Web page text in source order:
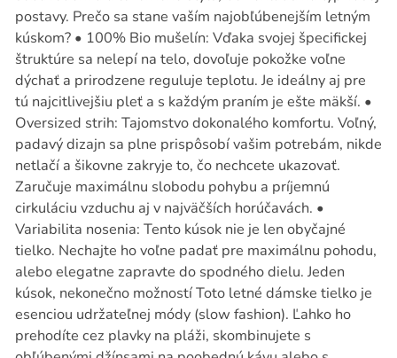
postavy. Prečo sa stane vaším najobľúbenejším letným
kúskom? • 100% Bio mušelín: Vďaka svojej špecifickej
štruktúre sa nelepí na telo, dovoľuje pokožke voľne
dýchať a prirodzene reguluje teplotu. Je ideálny aj pre
tú najcitlivejšiu pleť a s každým praním je ešte mäkší. •
Oversized strih: Tajomstvo dokonalého komfortu. Voľný,
padavý dizajn sa plne prispôsobí vašim potrebám, nikde
netlačí a šikovne zakryje to, čo nechcete ukazovať.
Zaručuje maximálnu slobodu pohybu a príjemnú
cirkuláciu vzduchu aj v najväčších horúčavách. •
Variabilita nosenia: Tento kúsok nie je len obyčajné
tielko. Nechajte ho voľne padať pre maximálnu pohodu,
alebo elegatne zapravte do spodného dielu. Jeden
kúsok, nekonečno možností Toto letné dámske tielko je
esenciou udržateľnej módy (slow fashion). Ľahko ho
prehodíte cez plavky na pláži, skombinujete s